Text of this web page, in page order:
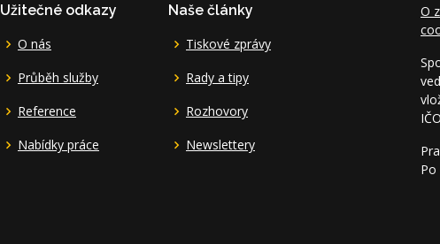
Užitečné odkazy
O nás
Průběh služby
Reference
Nabídky práce
Naše články
Tiskové zprávy
Rady a tipy
Rozhovory
Newslettery
O
Po